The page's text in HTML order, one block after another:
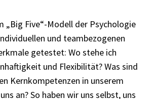
„Big Five“-Modell der Psycho­lo­gie
und team­be­zo­ge­nen
getes­tet: Wo stehe ich
und Flexi­bi­li­tät? Was sind
Kern­kom­pe­ten­zen in unse­rem
an? So haben wir uns selbst, uns